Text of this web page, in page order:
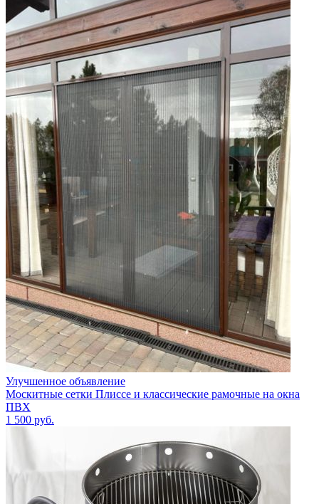
Улучшенное объявление
Москитные сетки Плиссе и классические рамочные на окна
ПВХ
1 500 руб.